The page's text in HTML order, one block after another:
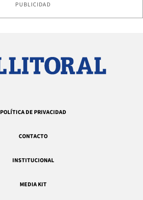
PUBLICIDAD
POLÍTICA DE PRIVACIDAD
CONTACTO
INSTITUCIONAL
MEDIA KIT